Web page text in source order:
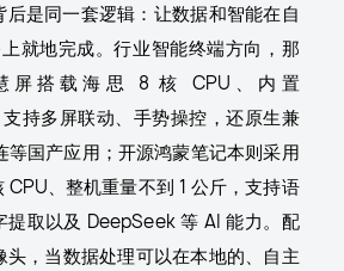
后是同一套逻辑：让数据和智能在自
就地完成。行业智能终端方向，那
屏搭载海思 8 核 CPU、内置
持多屏联动、手势操控，还原生兼
等国产应用；开源鸿蒙笔记本则采用
、整机重量不到 1 公斤，支持语
提取以及 DeepSeek 等 AI 能力。配
头，当数据处理可以在本地的、自主